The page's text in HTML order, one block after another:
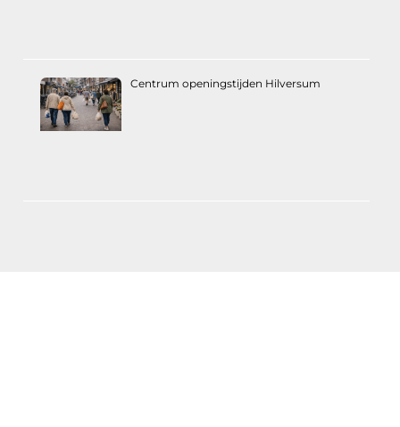
Centrum openingstijden Hilversum